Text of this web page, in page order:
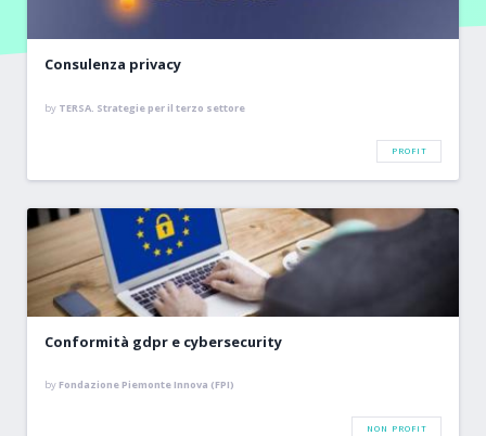
Consulenza privacy
by TERSA. Strategie per il terzo settore
PROFIT
Conformità gdpr e cybersecurity
byFondazione Piemonte Innova (FPI)
NON PROFIT